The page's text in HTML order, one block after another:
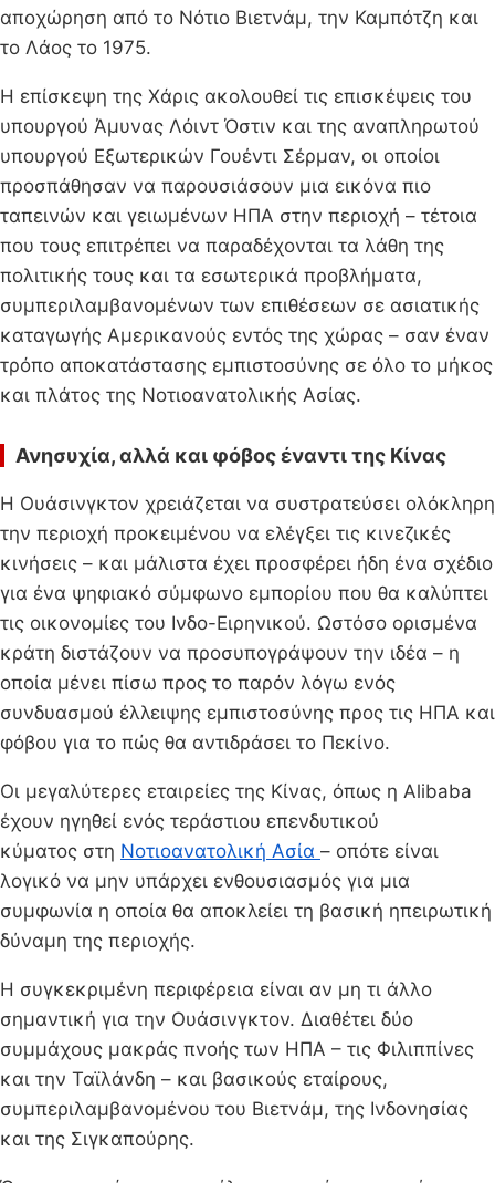
αποχώρηση από το Νότιο Βιετνάμ, την Καμπότζη και
το Λάος το 1975.
Η επίσκεψη της Χάρις ακολουθεί τις επισκέψεις του
υπουργού Άμυνας Λόιντ Όστιν και της αναπληρωτού
υπουργού Εξωτερικών Γουέντι Σέρμαν, οι οποίοι
προσπάθησαν να παρουσιάσουν μια εικόνα πιο
ταπεινών και γειωμένων ΗΠΑ στην περιοχή – τέτοια
που τους επιτρέπει να παραδέχονται τα λάθη της
πολιτικής τους και τα εσωτερικά προβλήματα,
συμπεριλαμβανομένων των επιθέσεων σε ασιατικής
καταγωγής Αμερικανούς εντός της χώρας – σαν έναν
τρόπο αποκατάστασης εμπιστοσύνης σε όλο το μήκος
και πλάτος της Νοτιοανατολικής Ασίας.
Ανησυχία, αλλά και φόβος έναντι της Κίνας
Η Ουάσινγκτον χρειάζεται να συστρατεύσει ολόκληρη
την περιοχή προκειμένου να ελέγξει τις κινεζικές
κινήσεις – και μάλιστα έχει προσφέρει ήδη ένα σχέδιο
για ένα ψηφιακό σύμφωνο εμπορίου που θα καλύπτει
τις οικονομίες του Ινδο-Ειρηνικού. Ωστόσο ορισμένα
κράτη διστάζουν να προσυπογράψουν την ιδέα – η
οποία μένει πίσω προς το παρόν λόγω ενός
συνδυασμού έλλειψης εμπιστοσύνης προς τις ΗΠΑ και
φόβου για το πώς θα αντιδράσει το Πεκίνο.
Οι μεγαλύτερες εταιρείες της Κίνας, όπως η Alibaba
έχουν ηγηθεί ενός τεράστιου επενδυτικού
κύματος στη Νοτιοανατολική Ασία – οπότε είναι
λογικό να μην υπάρχει ενθουσιασμός για μια
συμφωνία η οποία θα αποκλείει τη βασική ηπειρωτική
δύναμη της περιοχής.
Η συγκεκριμένη περιφέρεια είναι αν μη τι άλλο
σημαντική για την Ουάσινγκτον. Διαθέτει δύο
συμμάχους μακράς πνοής των ΗΠΑ – τις Φιλιππίνες
και την Ταϊλάνδη – και βασικούς εταίρους,
συμπεριλαμβανομένου του Βιετνάμ, της Ινδονησίας
και της Σιγκαπούρης.